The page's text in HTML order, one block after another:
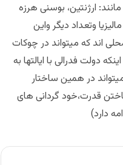
مانند: ارژنتین، بوسنی هرزه
وتعداد دیگر واین
اند که میتواند در چوکات
دولت فدرالی با ایالتها به
در همین ساختار
قدرت،خود گردانی های
دارد)